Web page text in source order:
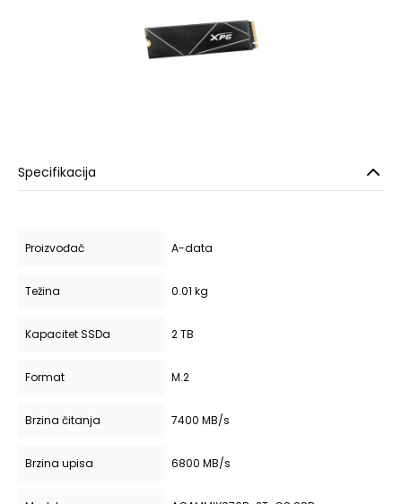
Specifikacija
Proizvođač A-data
Težina 0.01 kg
Kapacitet SSDa 2 TB
Format M.2
Brzina čitanja 7400 MB/s
Brzina upisa 6800 MB/s